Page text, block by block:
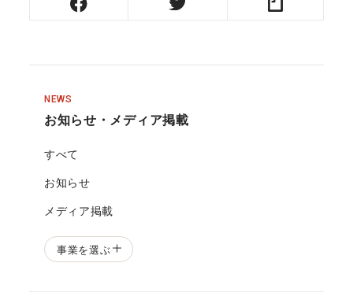
NEWS
お知らせ・メディア掲載
すべて
お知らせ
メディア掲載
事業を選ぶ